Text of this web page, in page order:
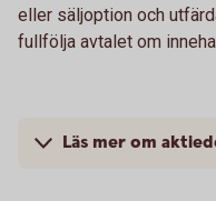
eller säljoption och
fullfölja avtalet om
Läs mer om